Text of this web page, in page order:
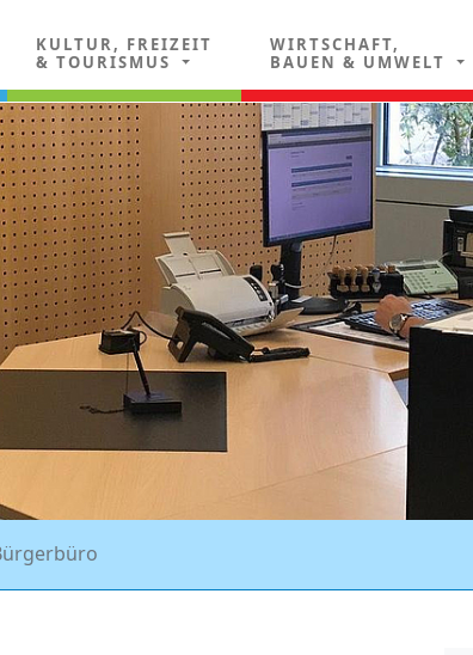
KULTUR, FREIZEIT
& TOURISMUS
WIRTSCHAFT,
BAUEN & UMWELT